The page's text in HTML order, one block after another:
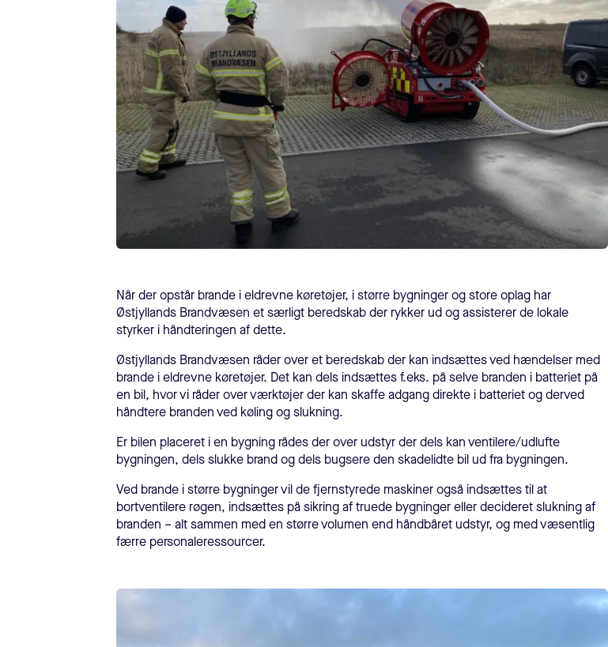
Når der opstår brande i eldrevne køretøjer, i større bygninger og store oplag har
Østjyllands Brandvæsen et særligt beredskab der rykker ud og assisterer de lokale
styrker i håndteringen af dette.
Østjyllands Brandvæsen råder over et beredskab der kan indsættes ved hændelser med
brande i eldrevne køretøjer. Det kan dels indsættes f.eks. på selve branden i batteriet på
en bil, hvor vi råder over værktøjer der kan skaffe adgang direkte i batteriet og derved
håndtere branden ved køling og slukning.
Er bilen placeret i en bygning rådes der over udstyr der dels kan ventilere/udlufte
bygningen, dels slukke brand og dels bugsere den skadelidte bil ud fra bygningen.
Ved brande i større bygninger vil de fjernstyrede maskiner også indsættes til at
bortventilere røgen, indsættes på sikring af truede bygninger eller decideret slukning af
branden – alt sammen med en større volumen end håndbåret udstyr, og med væsentlig
færre personaleressourcer.